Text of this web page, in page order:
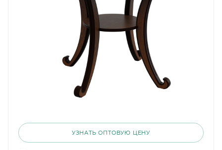
УЗНАТЬ ОПТОВУЮ ЦЕНУ